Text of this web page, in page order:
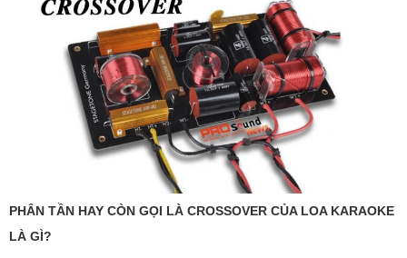
PHÂN TẦN HAY CÒN GỌI LÀ CROSSOVER CỦA LOA KARAOKE
LÀ GÌ?